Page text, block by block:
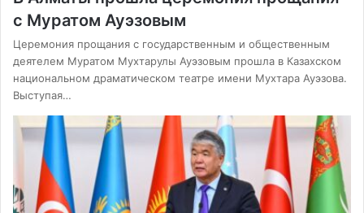
с Муратом Ауэзовым
Церемония прощания с государственным и общественным
деятелем Муратом Мухтарулы Ауэзовым прошла в Казахском
национальном драматическом театре имени Мухтара Ауэзова.
Выступая…